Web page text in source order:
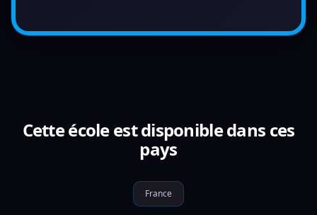
Cette école est disponible dans ces
pays
France